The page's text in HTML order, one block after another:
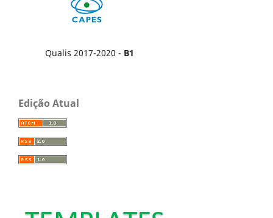
Qualis 2017-2020 - B1
Edição Atual